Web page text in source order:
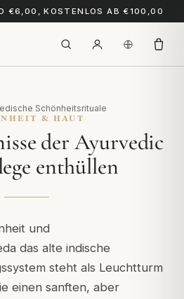
€6,00, KOSTENLOS AB €100,00
Schönheitsrituale
& HAUT
der Ayurvedic
enthüllen
und
das alte indische
steht als Leuchtturm
einen sanften, aber